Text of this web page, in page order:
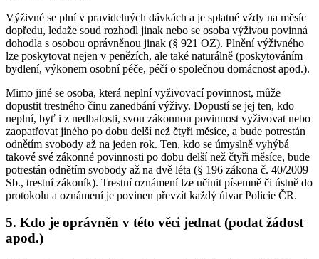
Výživné se plní v pravidelných dávkách a je splatné vždy na měsíc
dopředu, ledaže soud rozhodl jinak nebo se osoba výživou povinná
dohodla s osobou oprávněnou jinak (§ 921 OZ). Plnění výživného
lze poskytovat nejen v penězích, ale také naturálně (poskytováním
bydlení, výkonem osobní péče, péčí o společnou domácnost apod.).
Mimo jiné se osoba, která neplní vyživovací povinnost, může
dopustit trestného činu zanedbání výživy. Dopustí se jej ten, kdo
neplní, byť i z nedbalosti, svou zákonnou povinnost vyživovat nebo
zaopatřovat jiného po dobu delší než čtyři měsíce, a bude potrestán
odnětím svobody až na jeden rok. Ten, kdo se úmyslně vyhýbá
takové své zákonné povinnosti po dobu delší než čtyři měsíce, bude
potrestán odnětím svobody až na dvě léta (§ 196 zákona č. 40/2009
Sb., trestní zákoník). Trestní oznámení lze učinit písemně či ústně do
protokolu a oznámení je povinen převzít každý útvar Policie ČR.
5. Kdo je oprávněn v této věci jednat (podat žádost
apod.)